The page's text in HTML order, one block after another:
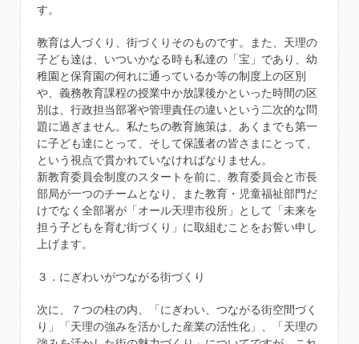
す。
教育は人づくり、街づくりそのものです。また、天理の
子ども達は、いついかなる時も私達の「宝」であり、幼
稚園と保育園の何れに通っているか等の制度上の区別
や、義務教育課程の授業中か放課後かといった時間の区
別は、行政担当部署や管理責任の違いという二次的な問
題に過ぎません。私たちの教育施策は、あくまでも第一
に子ども達にとって、そして保護者の皆さまにとって、
という視点で貫かれていなければなりません。
新教育委員会制度のスタートを前に、教育委員会と市長
部局が一つのチームとなり、また教育・児童福祉部門だ
けでなく全部署が「オール天理市役所」として「未来を
担う子どもを育む街づくり」に取組むことをお誓い申し
上げます。
３．にぎわいがつながる街づくり
次に、７つの柱の内、「にぎわい、つながる街空間づく
り」「天理の強みを活かした産業の活性化」、「天理の